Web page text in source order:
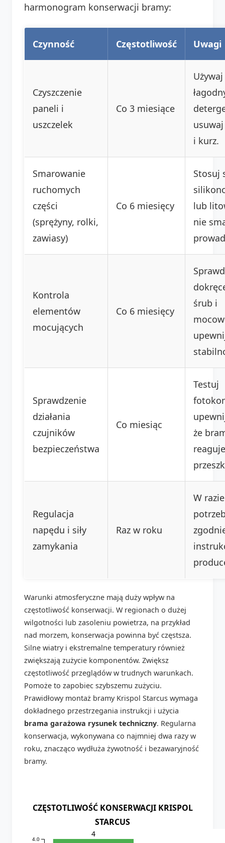
harmonogram konserwacji bramy:
Czynność Częstotliwość Uwagi
Czyszczenie
paneli i
uszczelek
Co 3 miesiące
Używaj
i kurz.
Smarowanie
ruchomych
części
(sprężyny, rolki,
zawiasy)
Co 6 miesięcy
Stosuj
lub
nie
Kontrola
elementów
mocujących
Co 6 miesięcy
śrub i
Sprawdzenie
działania
czujników
bezpieczeństwa
Co miesiąc
Testuj
że
Regulacja
napędu i siły
zamykania
Raz w roku
W razie
Warunki atmosferyczne mają duży wpływ na
częstotliwość konserwacji. W regionach o dużej
wilgotności lub zasoleniu powietrza, na przykład
nad morzem, konserwacja powinna być częstsza.
Silne wiatry i ekstremalne temperatury również
zwiększają zużycie komponentów. Zwiększ
częstotliwość przeglądów w trudnych warunkach.
Pomoże to zapobiec szybszemu zużyciu.
Prawidłowy montaż bramy Krispol Starcus wymaga
dokładnego przestrzegania instrukcji i użycia
brama garażowa rysunek techniczny. Regularna
konserwacja, wykonywana co najmniej dwa razy w
roku, znacząco wydłuża żywotność i bezawaryjność
bramy.
CZĘSTOTLIWOŚĆ KONSERWACJI KRISPOL
STARCUS
4.0
4